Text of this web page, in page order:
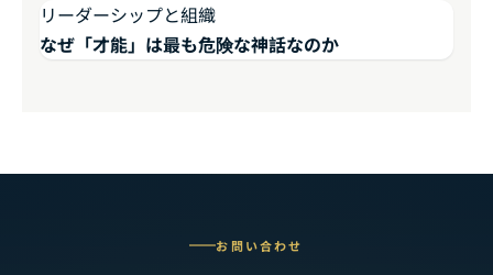
リーダーシップと組織
なぜ「才能」は最も危険な神話なのか
お問い合わせ